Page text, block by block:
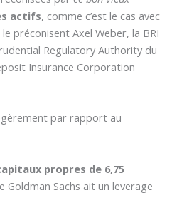
actifs, comme c’est le cas avec
préconisent Axel Weber, la BRI
Regulatory Authority du
Insurance Corporation
par rapport au
propres de 6,75
Goldman Sachs ait un leverage